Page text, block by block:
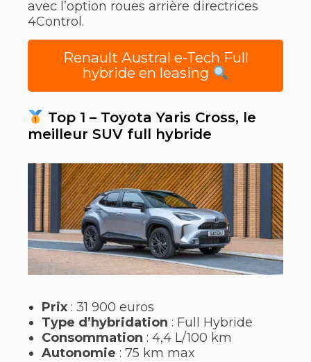
avec l’option roues arrière directrices
4Control.
Renault Austral e-Tech Full
hybride en leasing
Top 1 – Toyota Yaris Cross, le
meilleur SUV full hybride
Prix : 31 900 euros
Type d’hybridation : Full Hybride
Consommation : 4,4 L/100 km
Autonomie : 75 km max